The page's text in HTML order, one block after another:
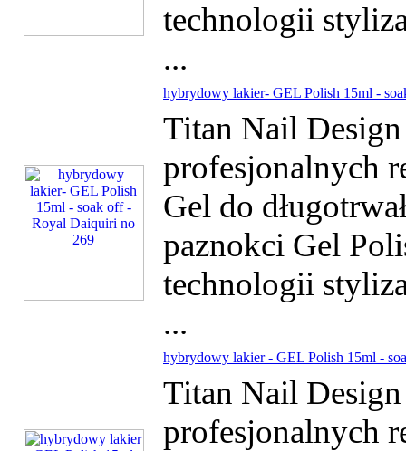
technologii
...
hybrydowy lakier- GEL Polish 15ml -
Titan Nail
profesjonalnych
Gel do
paznokci Gel
technologii
...
hybrydowy lakier - GEL Polish 15ml -
Titan Nail
profesjonalnych